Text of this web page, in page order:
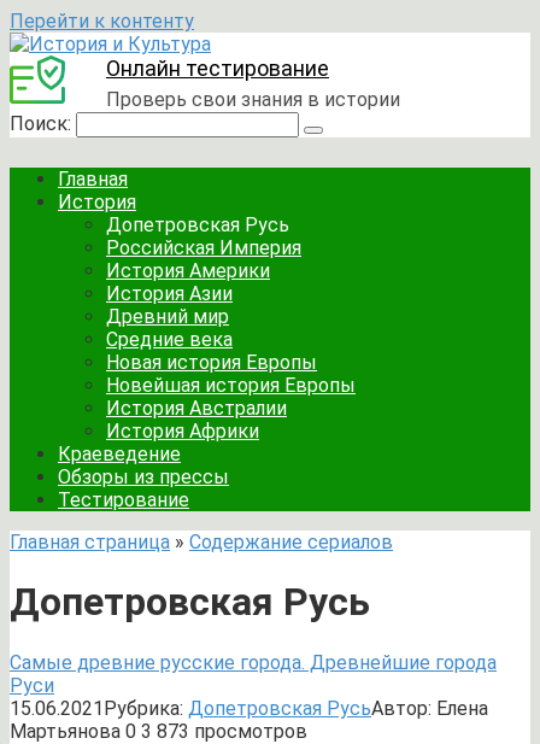
Перейти к контенту
Онлайн тестирование
Проверь свои знания в истории
Поиск:
Главная
История
Допетровская Русь
Российская Империя
История Америки
История Азии
Древний мир
Средние века
Новая история Европы
Новейшая история Европы
История Австралии
История Африки
Краеведение
Обзоры из прессы
Тестирование
Главная страница » Содержание сериалов
Допетровская Русь
Самые древние русские города. Древнейшие города
Руси
15.06.2021Рубрика: Допетровская РусьАвтор: Елена
Мартьянова 0 3 873 просмотров